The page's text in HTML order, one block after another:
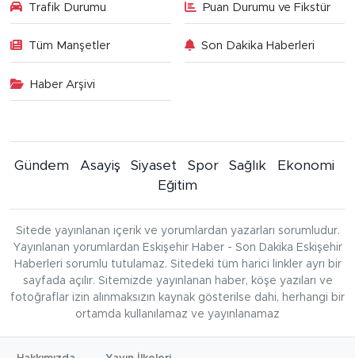
Trafik Durumu Puan Durumu ve Fikstür
Tüm Manşetler Son Dakika Haberleri
Haber Arşivi
Gündem Asayiş Siyaset Spor Sağlık
Ekonomi
Eğitim
Sitede yayınlanan içerik ve yorumlardan yazarları sorumludur.
Yayınlanan yorumlardan Eskişehir Haber - Son Dakika Eskişehir
Haberleri sorumlu tutulamaz. Sitedeki tüm harici linkler ayrı bir
sayfada açılır. Sitemizde yayınlanan haber, köşe yazıları ve
fotoğraflar izin alınmaksızın kaynak gösterilse dahi, herhangi bir
ortamda kullanılamaz ve yayınlanamaz